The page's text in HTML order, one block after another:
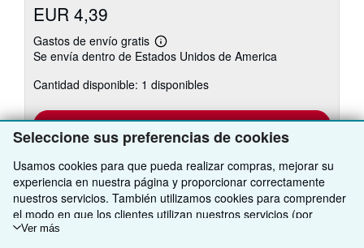
Seleccione sus preferencias de cookies
Usamos cookies para que pueda realizar compras, mejorar su
experiencia en nuestra página y proporcionar correctamente
nuestros servicios. También utilizamos cookies para comprender
el modo en que los clientes utilizan nuestros servicios (por
ejemplo, midiendo las visitas al sitio) y así poder realizar mejoras.
Ver más
EUR 4,39
Gastos de envío gratis
Más
información
las
tarifas
envío
Se envía dentro de Estados Unidos de America
Cantidad disponible: 1 disponibles
Añadir al carrito
Existen otras155copia(s) de este libro